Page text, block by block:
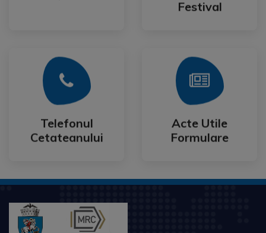
Festival
Telefonul
Cetateanului
Telefonul
Cetateanului
Mai Mult
Acte Utile
Formulare
Acte Utile
Formulare
Mai Mult